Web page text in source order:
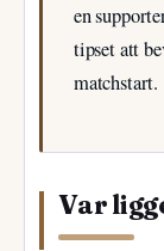
en
tipset att
matchstart.
Var